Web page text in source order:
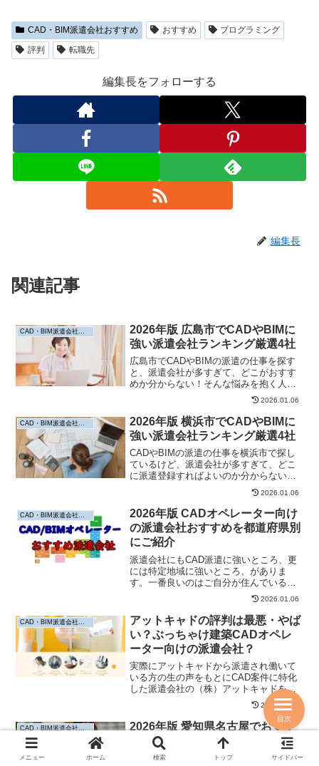
CAD・BIM派遣会社おすすめ おすすめ
プログラミング
評判
転職先
編集長をフォローする
編集長
関連記事
2026年版 広島市でCADやBIMに
強い派遣会社ランキング厳選4社
広島市でCADやBIMの派遣の仕事を探す
と、派遣会社が多すぎて、どこがおすす
めか分からない！そんな悩みを抱く人は
多いと思います。そこで今回は、広島市
でCADやBIMに強い派遣会社厳選4社を求
人数、CAD/BIM研修などのスキルアップ
支援制度、働きやすさなどを比較しなが
らランキング形式でご紹介します。
2026.01.06
CAD・BIM派遣会社おすすめ
2026年版 横浜市でCADやBIMに
強い派遣会社ランキング厳選4社
CADやBIMの派遣の仕事を横浜市で探し
ているけど、派遣会社が多すぎて、どこ
に派遣登録すればよいのか分からない！
そんな方は多いのではないでしょうか？
そこで今回は、横浜市でCADやBIMに強
い派遣会社を求人数だけでなく働きやす
さなども比較しながらご紹介します。
2026.01.06
CAD・BIM派遣会社おすすめ
2026年版 CADオペレーター向け
の派遣会社おすすめを都道府県別
にご紹介
派遣会社にもCAD派遣に強いところ、更
には特定地域に強いところ、がありま
す。一番良いのはご自分が住んでいる地
域でCAD派遣に強い会社に登録するのが
希望の仕事を早く見つけるためにはおす
すめです。そこで、日本の都道府県別に
CADオペレーターの派遣に強い会社を求
人数、スキルアップ支援制度、働きやす
さでまとめてみました。
2026.01.06
アットキャドの評判は最悪・やば
い？ぶっちゃけ建築CADオペレ
ーター向けの派遣会社？
実際にアットキャドから派遣され働いて
いる方の生の声をもとにCAD案件に特化
した派遣会社の（株）アットキャドをご
紹介します。全国の1000件以上のCAD案
件を取り扱い、分野も建築、土木、機械
と幅広く、一般の派遣会社に比べ、より
CADオペレーターの気持ちになった相談
が可能です。
2025.03.25
2026年版 愛知県名古屋でおすす
めのCADに強い派遣会社3選！在
宅も可能
メニュー ホーム 検索 トップ サイドバー
目次